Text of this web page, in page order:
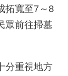
拓寬至7～8
眾前往掃墓
分重視地方